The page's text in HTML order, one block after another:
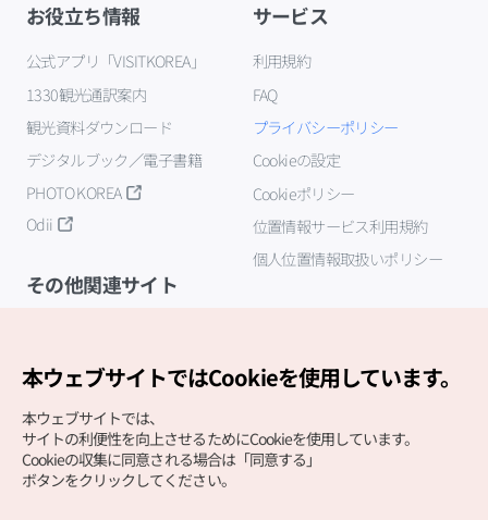
お役立ち情報
公式アプリ「VISITKOREA」
1330観光通訳案内
観光資料ダウンロード
デジタルブック／電子書籍
PHOTO KOREA
Odii
サービス
利用規約
FAQ
プライバシーポリシー
Cookieの設定
Cookieポリシー
位置情報サービス利用規約
個人位置情報取扱いポリシー
その他関連サイト
本ウェブサイトではCookieを使用しています。
本ウェブサイトでは、
サイトの利便性を向上させるためにCookieを使用しています。
Cookieの収集に同意される場合は「同意する」
ボタンをクリックしてください。